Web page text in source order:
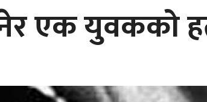
एक युवकको